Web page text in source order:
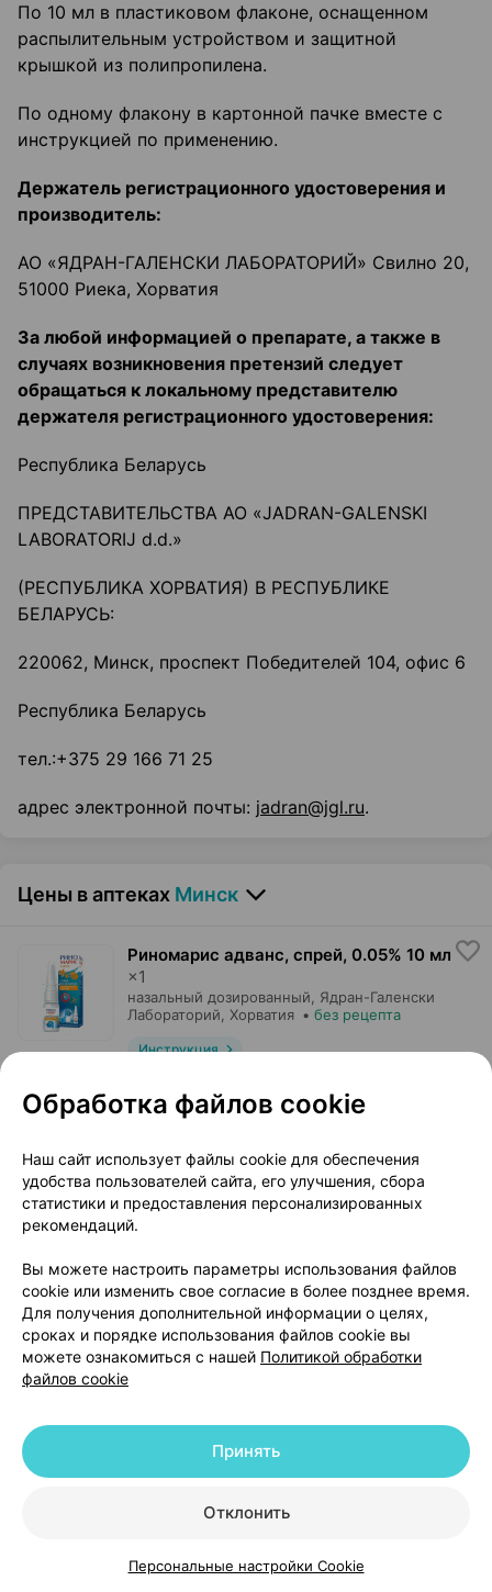
КаталогКорзинаИзбранноеПрофиль
По 10 мл в пластиковом флаконе, оснащенном
распылительным устройством и защитной
крышкой из полипропилена.
По одному флакону в картонной пачке вместе с
инструкцией по применению.
Держатель регистрационного удостоверения и
производитель:
АО «ЯДРАН-ГАЛЕНСКИ ЛАБОРАТОРИЙ» Свилно 20,
51000 Риека, Хорватия
За любой информацией о препарате, а также в
случаях возникновения претензий следует
обращаться к локальному представителю
держателя регистрационного удостоверения:
Республика Беларусь
ПРЕДСТАВИТЕЛЬСТВА АО «JADRAN-GALENSKI
LABORATORIJ d.d.»
(РЕСПУБЛИКА ХОРВАТИЯ) В РЕСПУБЛИКЕ
БЕЛАРУСЬ:
220062, Минск, проспект Победителей 104, офис 6
Республика Беларусь
тел.:+375 29 166 71 25
адрес электронной почты: jadran@jgl.ru.
Цены в аптеках Минск
Риномарис адванс, спрей, 0.05% 10 мл
×1
назальный дозированный, Ядран-Галенски
Лабораторий, Хорватия • без рецепта
Инструкция
9,18 — 14,03 р.
Риномарис адванс, спрей, 0.1% 10 мл
×
Лабораторий, Хорватия•без рецепта
9,65 — 12,69 р.
назальный, Фармлэнд, Беларусь
Обработка файлов cookie
Наш сайт использует файлы cookie для обеспечения
удобства пользователей сайта, его улучшения, сбора
статистики и предоставления персонализированных
рекомендаций.
Вы можете настроить параметры использования файлов
cookie или изменить свое согласие в более позднее время.
Для получения дополнительной информации о целях,
сроках и порядке использования файлов cookie вы
можете ознакомиться с нашей Политикой обработки
файлов cookie
Отклонить
Принять
Персональные настройки Cookie